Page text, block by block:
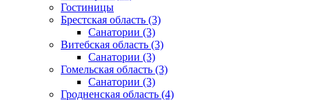
Гостиницы
Брестская область (3)
Санатории (3)
Витебская область (3)
Санатории (3)
Гомельская область (3)
Санатории (3)
Гродненская область (4)